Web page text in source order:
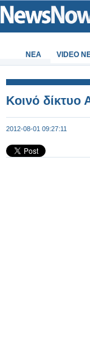
ΝΕΑ VIDEO
Κοινό δίκτυο
2012-08-01 09:27:11